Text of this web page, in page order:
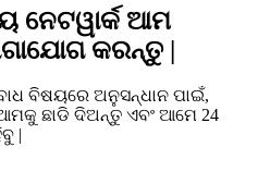
ଆମ
କରନ୍ତୁ |
ବିଷୟରେ ଅନୁସନ୍ଧାନ ପାଇଁ,
ଛାଡି ଦିଅନ୍ତୁ ଏବଂ ଆମେ 24
|